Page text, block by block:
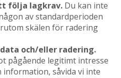
följa lagkrav. Du kan inte
av standardperioden
skälen för radering
och/eller radering.
pågående legitimt intresse
information, såvida vi inte